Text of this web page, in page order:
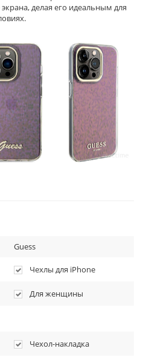
делая его идеальным для
Guess
Чехлы для iPhone
Для женщины
Чехол-накладка